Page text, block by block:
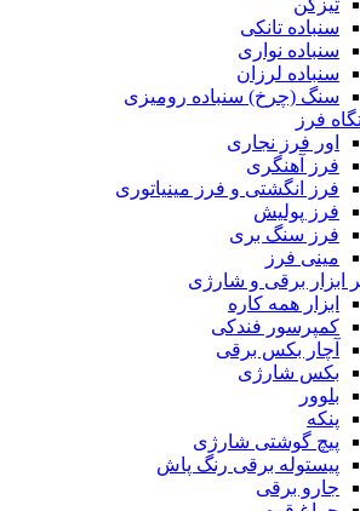
سنباده تانکی
سنباده نواری
سنباده لرزان
سنگ (چرخ) سنباده رومیزی
فرز
اور فرز نجاری
فرز آهنگری
فرز انگشتی و فرز مینیاتوری
فرز پولیش
فرز سنگ بری
مینی فرز
ابزار برقی و شارژی
ابزار همه کاره
کمپرسور فندکی
آچار بکس برقی
بکس شارژی
بلوور
پنکه
پیچ گوشتی شارژی
پیستوله برقی رنگ پاش
جارو برقی